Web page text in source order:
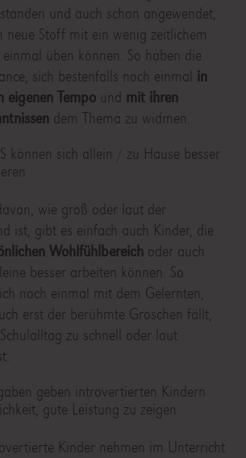
und auch schon angewendet,
neue Stoff mit ein wenig zeitlichem
üben können. So haben die
sich bestenfalls noch einmal in
eigenen Tempound mit ihren
dem Thema zu widmen.
können sich allein / zu Hause besser
wie groß oder laut der
ist, gibt es einfach auch Kinder, die
Wohlfühlbereich oder auch
besser arbeiten können. So
noch einmal mit dem Gelernten,
erst der berühmte Groschen fällt,
zu schnell oder laut
geben introvertierten Kindern
gute Leistung zu zeigen
Kinder nehmen im Unterricht